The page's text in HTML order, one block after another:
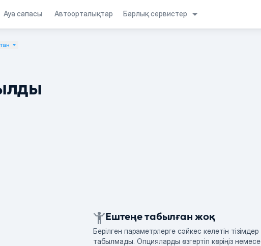
Ауа сапасы Автоорталықтар Барлық сервистер
Ештеңе табылған жоқ
Берілген параметрлерге сәйкес келетін тізімдер
табылмады. Опцияларды өзгертіп көріңіз немесе